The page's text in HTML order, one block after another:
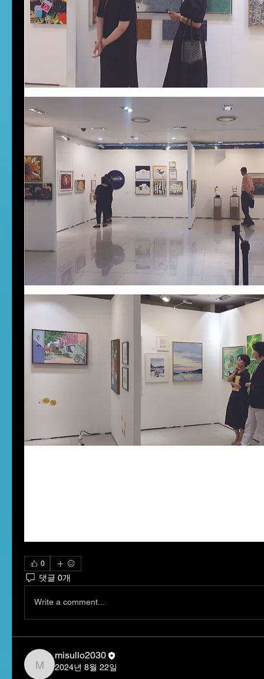
0
댓글 0개
Write a comment...
misullo2030
misullo2030
2024년 8월 22일